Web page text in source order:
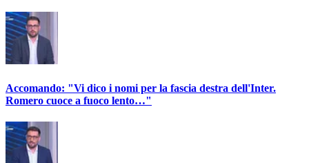
Accomando: "Vi dico i nomi per la fascia destra dell'Inter.
Romero cuoce a fuoco lento…"